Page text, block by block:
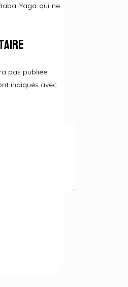
Yaga qui ne
pas publiée.
indiqués avec